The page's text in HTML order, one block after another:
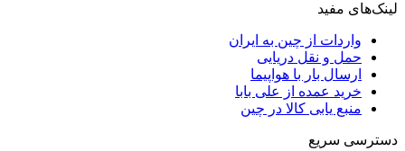
مفید
واردات از چین به ایران
حمل و نقل دریایی
ارسال بار با هواپیما
خرید عمده از علی بابا
منبع یابی کالا در چین
سریع